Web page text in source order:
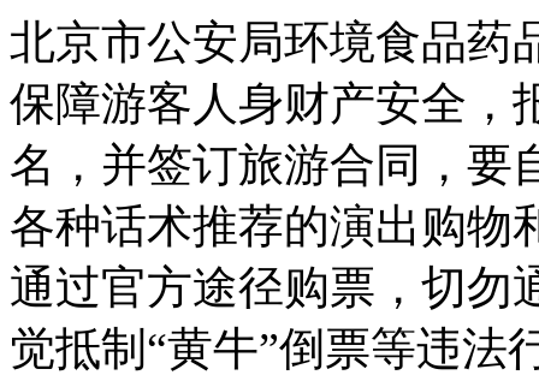
北京市公安局环境食品药
保障游客人身财产安全，
名，并签订旅游合同，要
各种话术推荐的演出购物
通过官方途径购票，切勿
觉抵制“黄牛”倒票等违法